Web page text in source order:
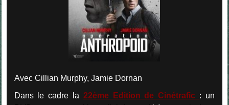
Avec Cillian Murphy, Jamie Dornan
Dans le cadre la 22ème Edition de Cinétrafic : un